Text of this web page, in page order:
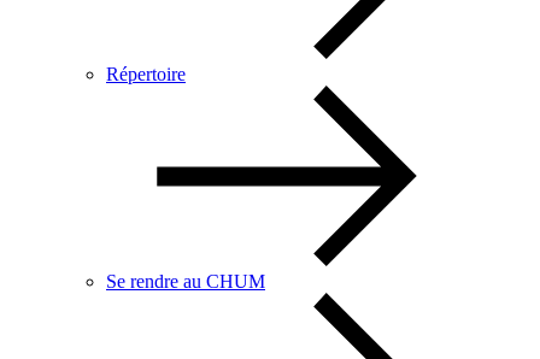
Répertoire
Se rendre au CHUM